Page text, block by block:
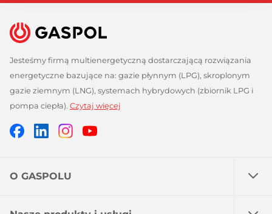
Jesteśmy firmą multienergetyczną dostarczającą rozwiązania
energetyczne bazujące na: gazie płynnym (LPG), skroplonym
gazie ziemnym (LNG), systemach hybrydowych (zbiornik LPG i
pompa ciepła). Czytaj więcej
FacebookLinkedinInstagram
O GASPOLU